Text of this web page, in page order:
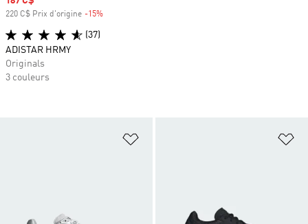
Ajouter à la Liste de produits
220 C$ Prix d'origine -15%
(37)
ADISTAR HRMY
Originals
3 couleurs